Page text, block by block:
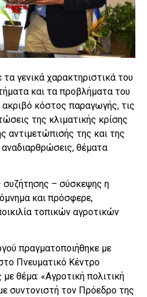
γενικά χαρακτηριστικά του
και τα προβλήματα του
κόστος παραγωγής, τις
της κλιματικής κρίσης
αντιμετώπισής της και της
θέματα
– σύσκεψης η
και πρόσφερε,
τοπικών αγροτικών
πραγματοποιήθηκε με
Πνευματικό Κέντρο
θέμα: «Αγροτική πολιτική
συντονιστή τον Πρόεδρο της